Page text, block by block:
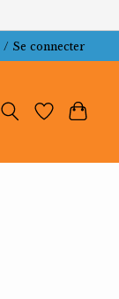
/ Se connecter